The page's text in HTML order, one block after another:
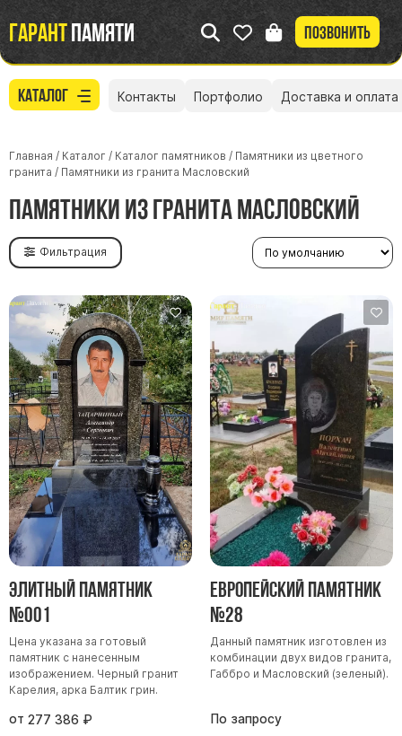
Гарантпамяти Позвонить
Каталог
Участникам СВО
Памятники из гранита
Памятники из мрамора
Элитные памятники
Резные памятники
Мемориальные комплексы
Памятники с полноформатным фото
Склеп
Cкульптуры ангел
Детские памятники
Памятники Мусульманские
Памятники Армянские
Европейские памятники
Контакты Портфолио Доставка и оплата
Главная / Каталог / Каталог памятников / Памятники из цветного
гранита / Памятники из гранита Масловский
Памятники из гранита Масловский
Фильтрация
Элитный памятник
№001
Цена указана за готовый
памятник с нанесенным
изображением. Черный гранит
Карелия, арка Балтик грин.
от 277 386 ₽
Европейский памятник
№28
Данный памятник изготовлен из
комбинации двух видов гранита,
Габбро и Масловский (зеленый).
По запросу